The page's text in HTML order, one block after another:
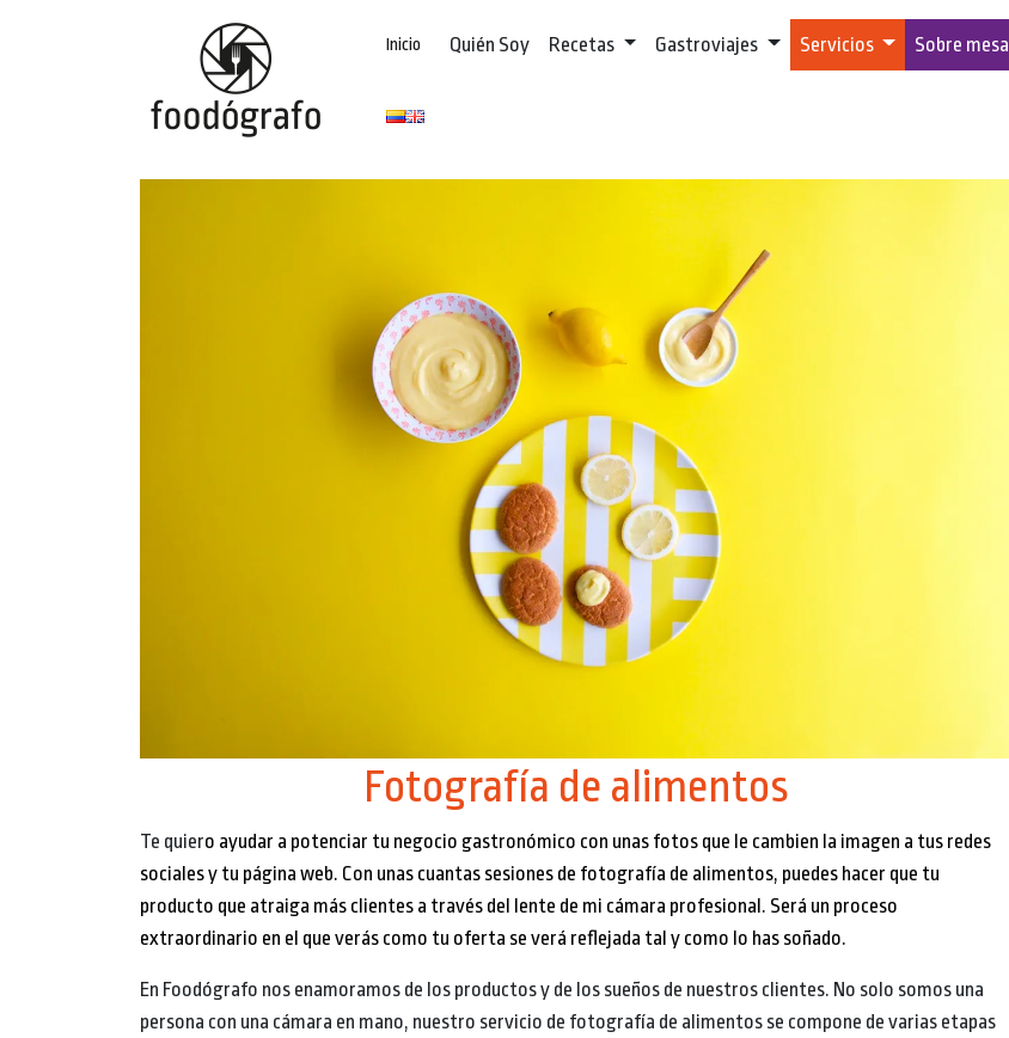
Inicio Quién Soy Recetas Gastroviajes Servicios Sobre mesa
Fotografía de alimentos
Te quiero ayudar a potenciar tu negocio gastronómico con unas fotos que le cambien la imagen a tus redes
sociales y tu página web. Con unas cuantas sesiones de fotografía de alimentos, puedes hacer que tu
producto que atraiga más clientes a través del lente de mi cámara profesional. Será un proceso
extraordinario en el que verás como tu oferta se verá reflejada tal y como lo has soñado.
En Foodógrafo nos enamoramos de los productos y de los sueños de nuestros clientes. No solo somos una
persona con una cámara en mano, nuestro servicio de fotografía de alimentos se compone de varias etapas